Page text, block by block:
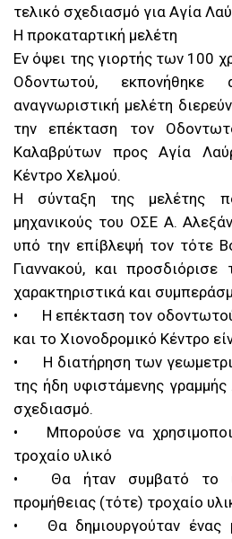
τελικό σχεδιασμό για Αγία
Η προκαταρτική μελέτη
Εν όψει της γιορτής των 100
Οδοντωτού,
αναγνωριστική μελέτη
την επέκταση τον
Καλαβρύτων προς Αγία
Κέντρο Χελμού.
Η σύνταξη της μελέτης
μηχανικούς του ΟΣΕ Α.
υπό την επίβλεψή τον τότε
Γιαννακού, και
χαρακτηριστικά και
•
Η επέκταση τον
και το Χιονοδρομικό Κέντρο
•
Η διατήρηση των
της ήδη υφιστάμενης
σχεδιασμό.
•
Μπορούσε να
τροχαίο υλικό
•
Θα ήταν συμβατό το
προμήθειας (τότε) τροχαίο
•
Θα δημιουργούταν ένας